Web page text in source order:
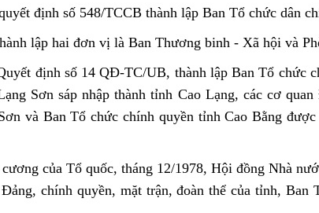
định số 548/TCCB thành lập Ban Tổ chức dân
lập hai đơn vị là Ban Thương binh - Xã hội và
định số 14 QĐ-TC/UB, thành lập Ban Tổ chức
Sơn sáp nhập thành tỉnh Cao Lạng, các cơ
và Ban Tổ chức chính quyền tỉnh Cao Bằng
của Tổ quốc, tháng 12/1978, Hội đồng Nhà
chính quyền, mặt trận, đoàn thể của tỉnh,